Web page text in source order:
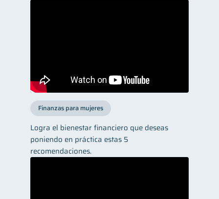
Finanzas para mujeres
Logra el bienestar financiero que deseas
poniendo en práctica estas 5
recomendaciones.